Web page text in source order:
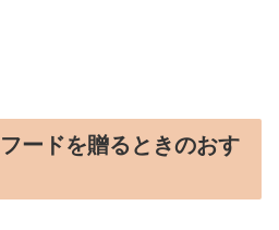
ードを贈るときのおす